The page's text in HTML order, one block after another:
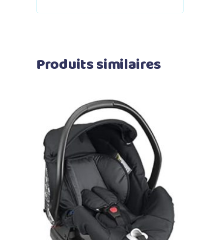
Produits similaires
Ajouter au panier